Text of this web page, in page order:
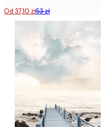
Od 37,10 zł53 zł